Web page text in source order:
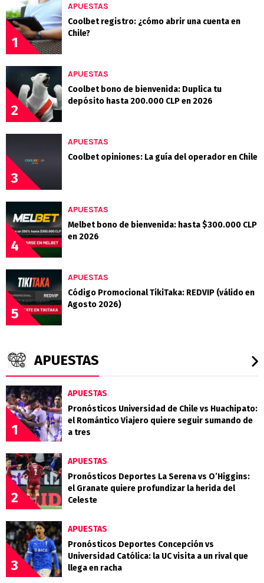
1
APUESTAS
Coolbet registro: ¿cómo abrir una cuenta en
Chile?
2
APUESTAS
Coolbet bono de bienvenida: Duplica tu
depósito hasta 200.000 CLP en 2026
3
APUESTAS
Coolbet opiniones: La guía del operador en Chile
4
APUESTAS
Melbet bono de bienvenida: hasta $300.000 CLP
en 2026
5
APUESTAS
Código Promocional TikiTaka: REDVIP (válido en
Agosto 2026)
APUESTAS
1
APUESTAS
Pronósticos Universidad de Chile vs Huachipato:
el Romántico Viajero quiere seguir sumando de
a tres
2
APUESTAS
Pronósticos Deportes La Serena vs O’Higgins:
el Granate quiere profundizar la herida del
Celeste
3
APUESTAS
Pronósticos Deportes Concepción vs
Universidad Católica: la UC visita a un rival que
llega en racha